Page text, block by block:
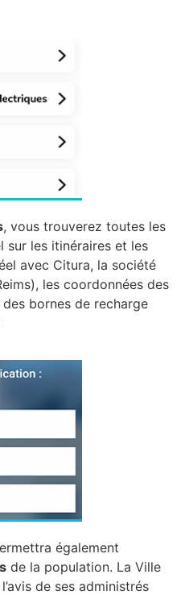
, vous trouverez toutes les
sur les itinéraires et les
avec Citura, la société
les coordonnées des
bornes de recharge
également
de la population. La Ville
de ses administrés